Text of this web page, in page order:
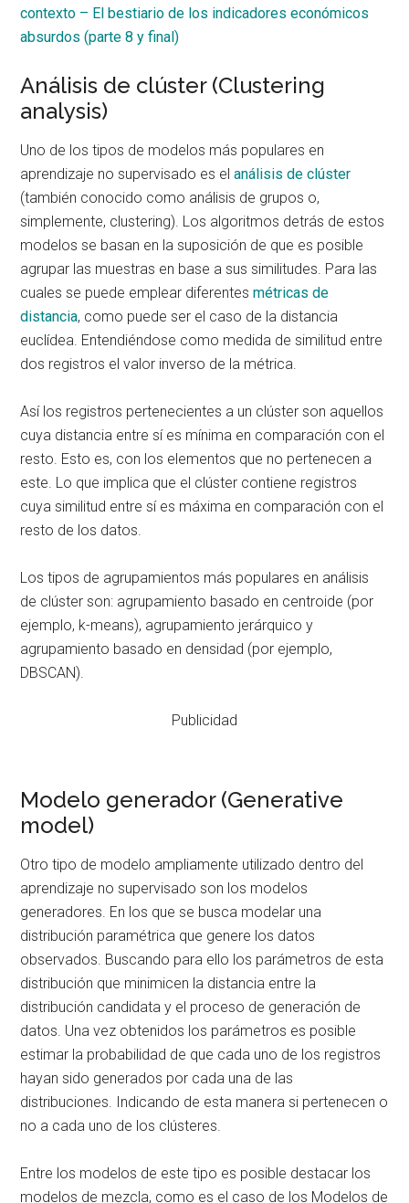
contexto – El bestiario de los indicadores económicos
absurdos (parte 8 y final)
Análisis de clúster (Clustering
analysis)
Uno de los tipos de modelos más populares en
aprendizaje no supervisado es elanálisis de clúster
(también conocido como análisis de grupos o,
simplemente, clustering). Los algoritmos detrás de estos
modelos se basan en la suposición de que es posible
agrupar las muestras en base a sus similitudes. Para las
cuales se puede emplear diferentesmétricas de
distancia, como puede ser el caso de la distancia
euclídea. Entendiéndose como medida de similitud entre
dos registros el valor inverso de la métrica.
Así los registros pertenecientes a un clúster son aquellos
cuya distancia entre sí es mínima en comparación con el
resto. Esto es, con los elementos que no pertenecen a
este. Lo que implica que el clúster contiene registros
cuya similitud entre sí es máxima en comparación con el
resto de los datos.
Los tipos de agrupamientos más populares en análisis
de clúster son: agrupamiento basado en centroide (por
ejemplo, k-means), agrupamiento jerárquico y
agrupamiento basado en densidad (por ejemplo,
DBSCAN).
Publicidad
Modelo generador (Generative
model)
Otro tipo de modelo ampliamente utilizado dentro del
aprendizaje no supervisado son los modelos
generadores. En los que se busca modelar una
distribución paramétrica que genere los datos
observados. Buscando para ello los parámetros de esta
distribución que minimicen la distancia entre la
distribución candidata y el proceso de generación de
datos. Una vez obtenidos los parámetros es posible
estimar la probabilidad de que cada uno de los registros
hayan sido generados por cada una de las
distribuciones. Indicando de esta manera si pertenecen o
no a cada uno de los clústeres.
Entre los modelos de este tipo es posible destacar los
modelos de mezcla, como es el caso de los Modelos de